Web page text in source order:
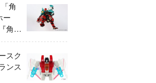
角
ー
角醒
』
！
スク
ンス